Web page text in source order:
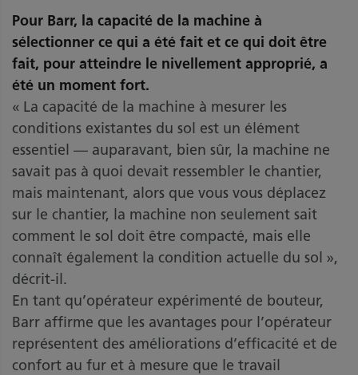
Pour Barr, la capacité de la machine à
sélectionner ce qui a été fait et ce qui doit être
fait, pour atteindre le nivellement approprié, a
été un moment fort.
« La capacité de la machine à mesurer les
conditions existantes du sol est un élément
essentiel — auparavant, bien sûr, la machine ne
savait pas à quoi devait ressembler le chantier,
mais maintenant, alors que vous vous déplacez
sur le chantier, la machine non seulement sait
comment le sol doit être compacté, mais elle
connaît également la condition actuelle du sol »,
décrit-il.
En tant qu’opérateur expérimenté de bouteur,
Barr affirme que les avantages pour l’opérateur
représentent des améliorations d’efficacité et de
confort au fur et à mesure que le travail